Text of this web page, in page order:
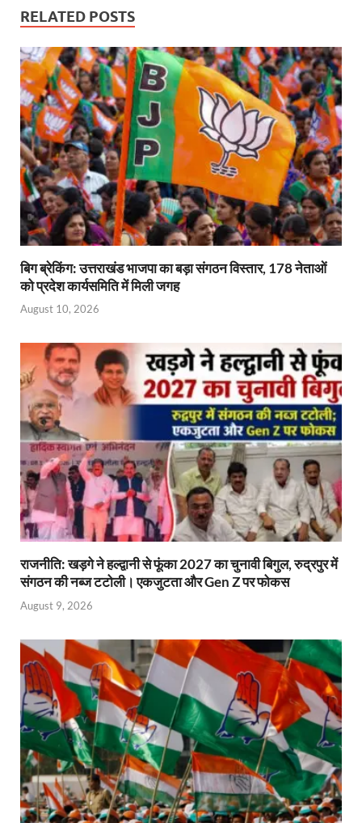
k
RELATED POSTS
बिग ब्रेकिंग: उत्तराखंड भाजपा का बड़ा संगठन विस्तार, 178 नेताओं
को प्रदेश कार्यसमिति में मिली जगह
August 10, 2026
राजनीति: खड़गे ने हल्द्वानी से फूंका 2027 का चुनावी बिगुल, रुद्रपुर में
संगठन की नब्ज टटोली। एकजुटता और Gen Z पर फोकस
August 9, 2026